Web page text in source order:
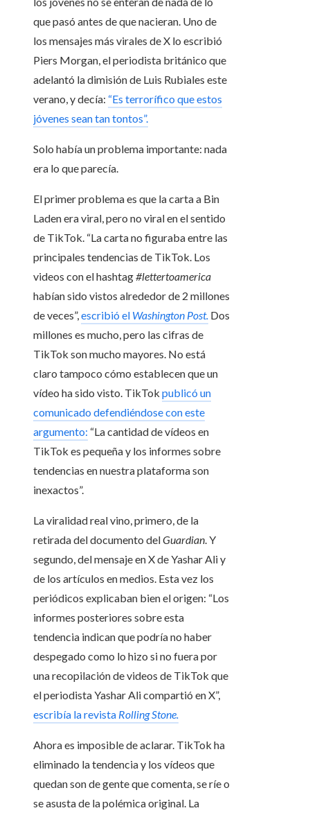
que pasó antes de que nacieran. Uno de
los mensajes más virales de X lo escribió
Piers Morgan, el periodista británico que
adelantó la dimisión de Luis Rubiales este
verano, y decía: “Es terrorífico que estos
jóvenes sean tan tontos”.
Solo había un problema importante: nada
era lo que parecía.
El primer problema es que la carta a Bin
Laden era viral, pero no viral en el sentido
de TikTok. “La carta no figuraba entre las
principales tendencias de TikTok. Los
videos con el hashtag#lettertoamerica
habían sido vistos alrededor de 2 millones
de veces”,escribió el Washington Post. Dos
millones es mucho, pero las cifras de
TikTok son mucho mayores. No está
claro tampoco cómo establecen que un
vídeo ha sido visto. TikTok publicó un
comunicado defendiéndose con este
argumento: “La cantidad de vídeos en
TikTok es pequeña y los informes sobre
tendencias en nuestra plataforma son
inexactos”.
La viralidad real vino, primero, de la
retirada del documento delGuardian. Y
segundo, del mensaje en X de Yashar Ali y
de los artículos en medios. Esta vez los
periódicos explicaban bien el origen: “Los
informes posteriores sobre esta
tendencia indican que podría no haber
despegado como lo hizo si no fuera por
una recopilación de videos de TikTok que
el periodista Yashar Ali compartió en X”,
escribía la revista Rolling Stone.
Ahora es imposible de aclarar. TikTok ha
eliminado la tendencia y los vídeos que
quedan son de gente que comenta, se ríe o
se asusta de la polémica original. La